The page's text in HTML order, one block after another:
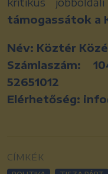
támogassátok a
Név: Köztér
Számlaszám:
52651012
Elérhetőség:
CÍMKÉK